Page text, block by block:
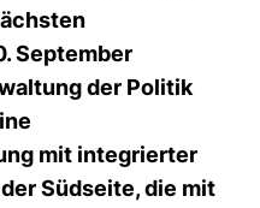
September
der Politik
mit integrierter
Südseite, die mit